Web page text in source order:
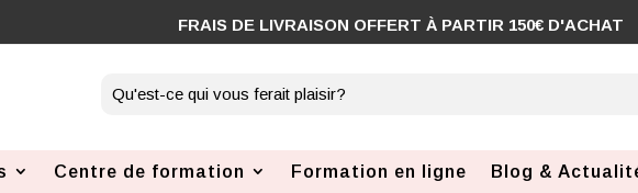
Centre de formation Formation en ligne Blog &